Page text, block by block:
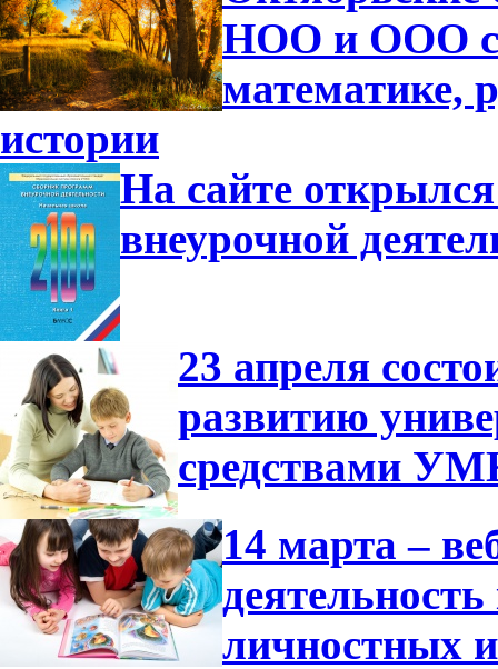
НОО и ООО
математике,
истории
На сайте
внеурочной
23 апреля
развитию
средствами
14 марта –
личностных